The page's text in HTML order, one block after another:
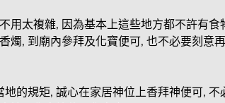
用太複雜, 因為基本上這些地方都不許有食
燭, 到廟內參拜及化寶便可, 也不必要刻意
的規矩, 誠心在家居神位上香拜神便可, 不